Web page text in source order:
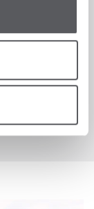
en bräda i taget.
vara med och
utsträckning. Vi
för dig som